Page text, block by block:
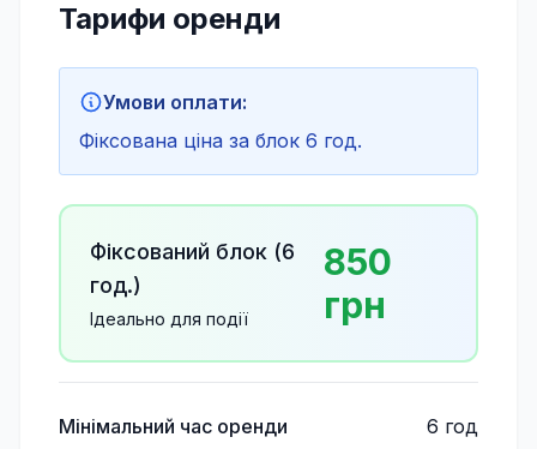
Тарифи оренди
Умови оплати:
Фіксована ціна за блок 6 год.
Фіксований блок (6
год.)
Ідеально для події
850
грн
Мінімальний час оренди 6 год